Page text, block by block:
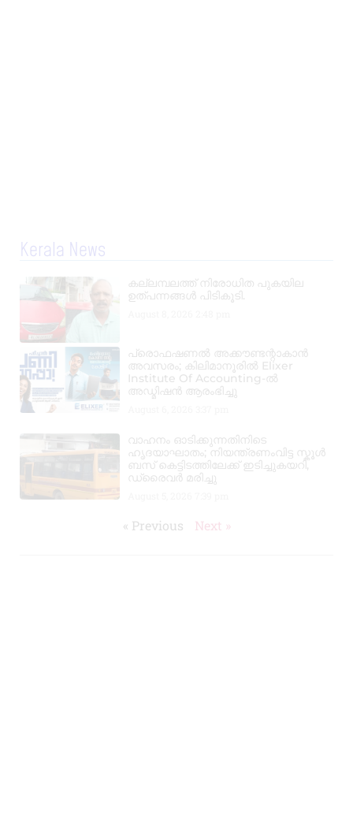
Kerala News
കല്ലമ്പലത്ത് നിരോധിത പുകയില
ഉത്പന്നങ്ങൾ പിടികൂടി.
പ്രൊഫഷണൽ അക്കൗണ്ടന്റാകാൻ
അവസരം; കിലിമാനൂരിൽ Elixer
Institute Of Accounting-ൽ
അഡ്മിഷൻ ആരംഭിച്ചു
വാഹനം ഓടിക്കുന്നതിനിടെ
ഹൃദയാഘാതം; നിയന്ത്രണംവിട്ട സ്കൂൾ
ബസ് കെട്ടിടത്തിലേക്ക് ഇടിച്ചുകയറി,
ഡ്രൈവർ മരിച്ചു
« Previous Next »